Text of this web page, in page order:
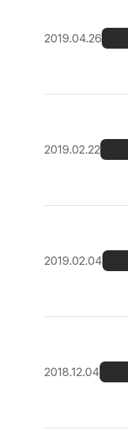
2019.04.26
2019.02.22
2019.02.04
2018.12.04